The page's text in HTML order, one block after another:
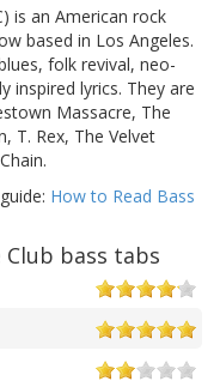
is an American rock
based in Los Angeles.
folk revival, neo-
inspired lyrics. They are
Massacre, The
T. Rex, The Velvet
How to Read Bass
bass tabs